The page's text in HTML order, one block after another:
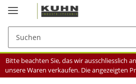
Bitte beachten Sie, das wir ausschliesslich
unsere Waren verkaufen. Die angezeigten